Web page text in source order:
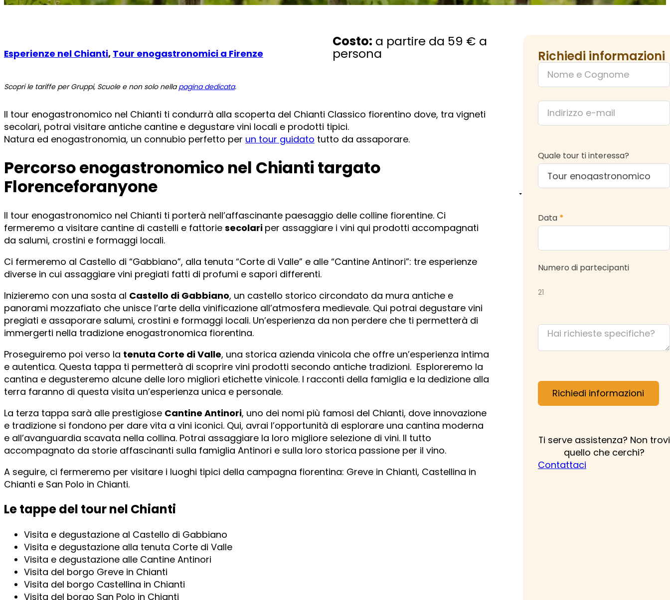
Esperienze nel Chianti, Tour enogastronomici a Firenze
Costo: a partire da 59 € a
persona
Scopri le tariffe per Gruppi, Scuole e non solo nellapagina dedicata.
Il tour enogastronomico nel Chianti ti condurrà alla scoperta del Chianti Classico fiorentino dove, tra vigneti
secolari, potrai visitare antiche cantine e degustare vini locali e prodotti tipici.
Natura ed enogastronomia, un connubio perfetto per un tour guidato tutto da assaporare.
Percorso enogastronomico nel Chianti targato
Florenceforanyone
Il tour enogastronomico nel Chianti ti porterà nell’affascinante paesaggio delle colline fiorentine. Ci
fermeremo a visitare cantine di castelli e fattorie secolari per assaggiare i vini qui prodotti accompagnati
da salumi, crostini e formaggi locali.
Ci fermeremo al Castello di “Gabbiano”, alla tenuta “Corte di Valle” e alle “Cantine Antinori”: tre esperienze
diverse in cui assaggiare vini pregiati fatti di profumi e sapori differenti.
Inizieremo con una sosta al Castello di Gabbiano, un castello storico circondato da mura antiche e
panorami mozzafiato che unisce l’arte della vinificazione all’atmosfera medievale. Qui potrai degustare vini
pregiati e assaporare salumi, crostini e formaggi locali. Un’esperienza da non perdere che ti permetterà di
immergerti nella tradizione enogastronomica fiorentina.
Proseguiremo poi verso la tenuta Corte di Valle, una storica azienda vinicola che offre un’esperienza intima
e autentica. Questa tappa ti permetterà di scoprire vini prodotti secondo antiche tradizioni. Esploreremo la
cantina e degusteremo alcune delle loro migliori etichette vinicole. I racconti della famiglia e la dedizione alla
terra faranno di questa visita un’esperienza unica e personale.
La terza tappa sarà alle prestigiose Cantine Antinori, uno dei nomi più famosi del Chianti, dove innovazione
e tradizione si fondono per dare vita a vini iconici. Qui, avrai l’opportunità di esplorare una cantina moderna
e all’avanguardia scavata nella collina. Potrai assaggiare la loro migliore selezione di vini. Il tutto
accompagnato da storie affascinanti sulla famiglia Antinori e sulla loro storica passione per il vino.
A seguire, ci fermeremo per visitare i luoghi tipici della campagna fiorentina: Greve in Chianti, Castellina in
Chianti e San Polo in Chianti.
Le tappe del tour nel Chianti
Visita e degustazione al Castello di Gabbiano
Visita e degustazione alla tenuta Corte di Valle
Visita e degustazione alle Cantine Antinori
Visita del borgo Greve in Chianti
Visita del borgo Castellina in Chianti
Visita del borgo San Polo in Chianti
Richiedi informazioni
Quale tour ti interessa?
Data *
Numero di partecipanti
21
Richiedi informazioni
Ti serve assistenza? Non trovi
quello che cerchi?
Contattaci